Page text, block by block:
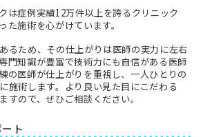
は症例実績12万件以上を誇るクリニック
た施術を心がけています。
るため、その仕上がりは医師の実力に左右
門知識が豊富で技術力にも自信がある医師
の医師が仕上がりを重視し、一人ひとりの
施術します。より良い見た目にこだわる
すので、ぜひご相談ください。
ト